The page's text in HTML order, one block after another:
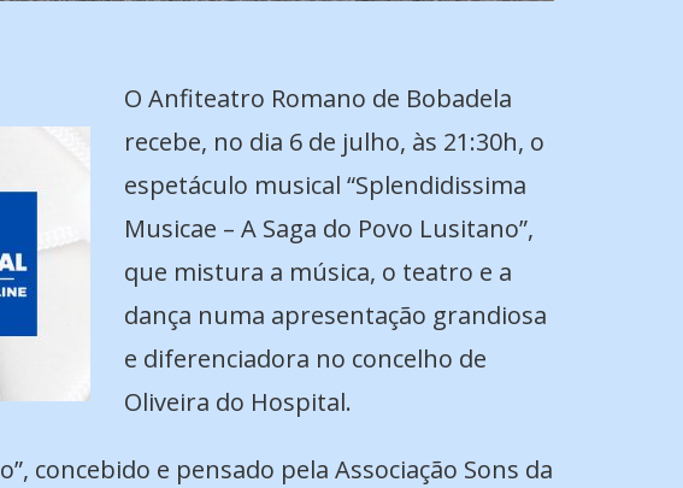
O Anfiteatro Romano de Bobadela
recebe, no dia 6 de julho, às 21:30h, o
espetáculo musical “Splendidissima
Musicae – A Saga do Povo Lusitano”,
que mistura a música, o teatro e a
dança numa apresentação grandiosa
e diferenciadora no concelho de
Oliveira do Hospital.
concebido e pensado pela Associação Sons da